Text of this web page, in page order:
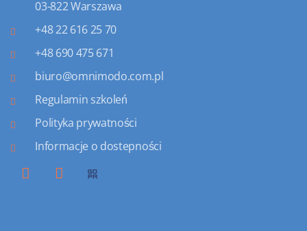
03-822 Warszawa
+48 22 616 25 70
+48 690 475 671
biuro@omnimodo.com.pl
Regulamin szkoleń
Polityka prywatności
Informacje o dostepności